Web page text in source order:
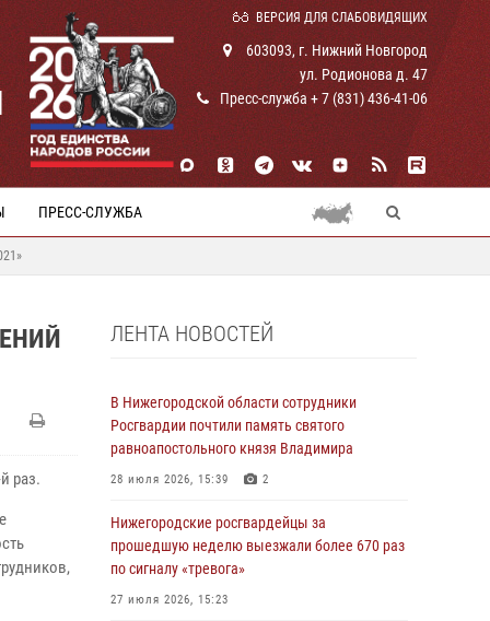
ВЕРСИЯ ДЛЯ СЛАБОВИДЯЩИХ
603093, г. Нижний Новгород
ул. Родионова д. 47
Пресс-служба + 7 (831) 436-41-06
ПРЕСС-СЛУЖБА
раз.
ЛЕНТА НОВОСТЕЙ
В Нижегородской области сотрудники
Росгвардии почтили память святого
равноапостольного князя Владимира
28 июля 2026, 15:39 2
Нижегородские росгвардейцы за
прошедшую неделю выезжали более 670 раз
по сигналу «тревога»
27 июля 2026, 15:23